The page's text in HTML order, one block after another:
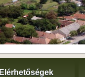
Elérhetőségek